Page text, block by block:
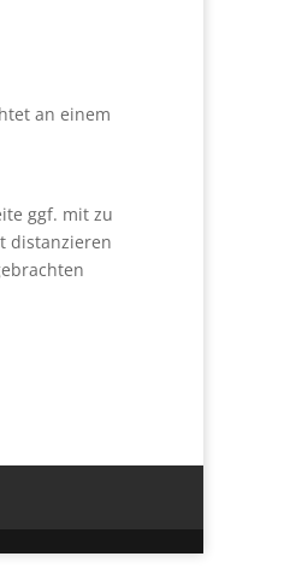
an einem
ggf. mit zu
distanzieren